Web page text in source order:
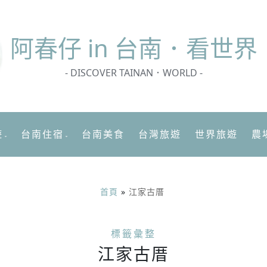
阿春仔 in 台南．看世界
- DISCOVER TAINAN．WORLD -
台南住宿 台南美食 台灣旅遊 世界旅遊 農
首頁 » 江家古厝
標籤彙整
江家古厝